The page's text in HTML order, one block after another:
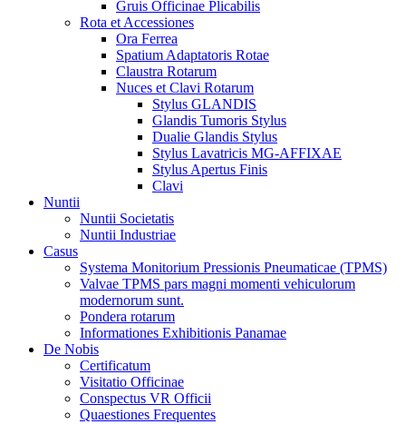
Gruis Officinae Plicabilis
Rota et Accessiones
Ora Ferrea
Spatium Adaptatoris Rotae
Claustra Rotarum
Nuces et Clavi Rotarum
Stylus GLANDIS
Glandis Tumoris Stylus
Dualie Glandis Stylus
Stylus Lavatricis MG-AFFIXAE
Stylus Apertus Finis
Clavi
Nuntii
Nuntii Societatis
Nuntii Industriae
Casus
Systema Monitorium Pressionis Pneumaticae (TPMS)
Valvae TPMS pars magni momenti vehiculorum
modernorum sunt.
Pondera rotarum
Informationes Exhibitionis Panamae
De Nobis
Certificatum
Visitatio Officinae
Conspectus VR Officii
Quaestiones Frequentes